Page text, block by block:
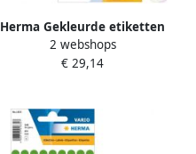
Herma Gekleurde etiketten
A4 105 x 148 mm groen
permanent hechtend
2 webshops
€ 29,14